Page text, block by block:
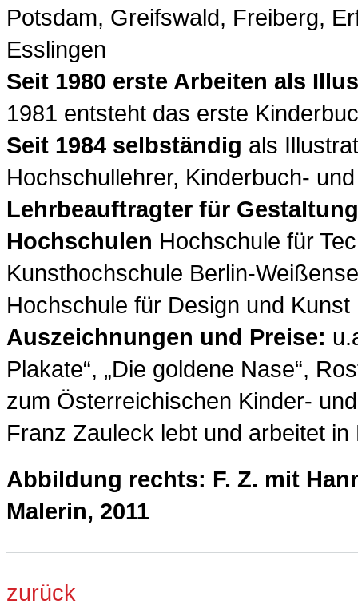
Potsdam, Greifswald, Freiberg,
Esslingen
Seit 1980 erste Arbeiten als
1981 entsteht das erste
Seit 1984 selbständig als
Hochschullehrer, Kinderbuch-
Lehrbeauftragter für
Hochschulen Hochschule für
Kunsthochschule Berlin-
Hochschule für Design und Kunst
Auszeichnungen und Preise:
Plakate“, „Die goldene Nase“,
zum Österreichischen Kinder-
Franz Zauleck lebt und arbeitet
Abbildung rechts: F. Z. mit
Malerin, 2011
zurück